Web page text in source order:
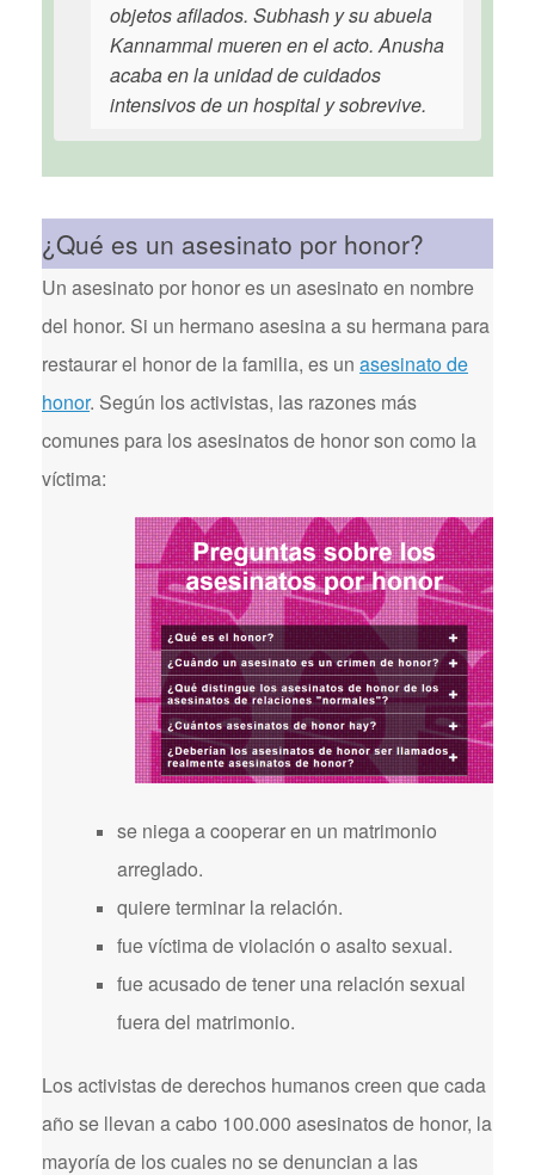
objetos afilados. Subhash y su abuela
Kannammal mueren en el acto. Anusha
acaba en la unidad de cuidados
intensivos de un hospital y sobrevive.
¿Qué es un asesinato por honor?
Un asesinato por honor es un asesinato en nombre
del honor. Si un hermano asesina a su hermana para
restaurar el honor de la familia, es un asesinato de
honor. Según los activistas, las razones más
comunes para los asesinatos de honor son como la
víctima:
se niega a cooperar en un matrimonio
arreglado.
quiere terminar la relación.
fue víctima de violación o asalto sexual.
fue acusado de tener una relación sexual
fuera del matrimonio.
Los activistas de derechos humanos creen que cada
año se llevan a cabo 100.000 asesinatos de honor, la
mayoría de los cuales no se denuncian a las